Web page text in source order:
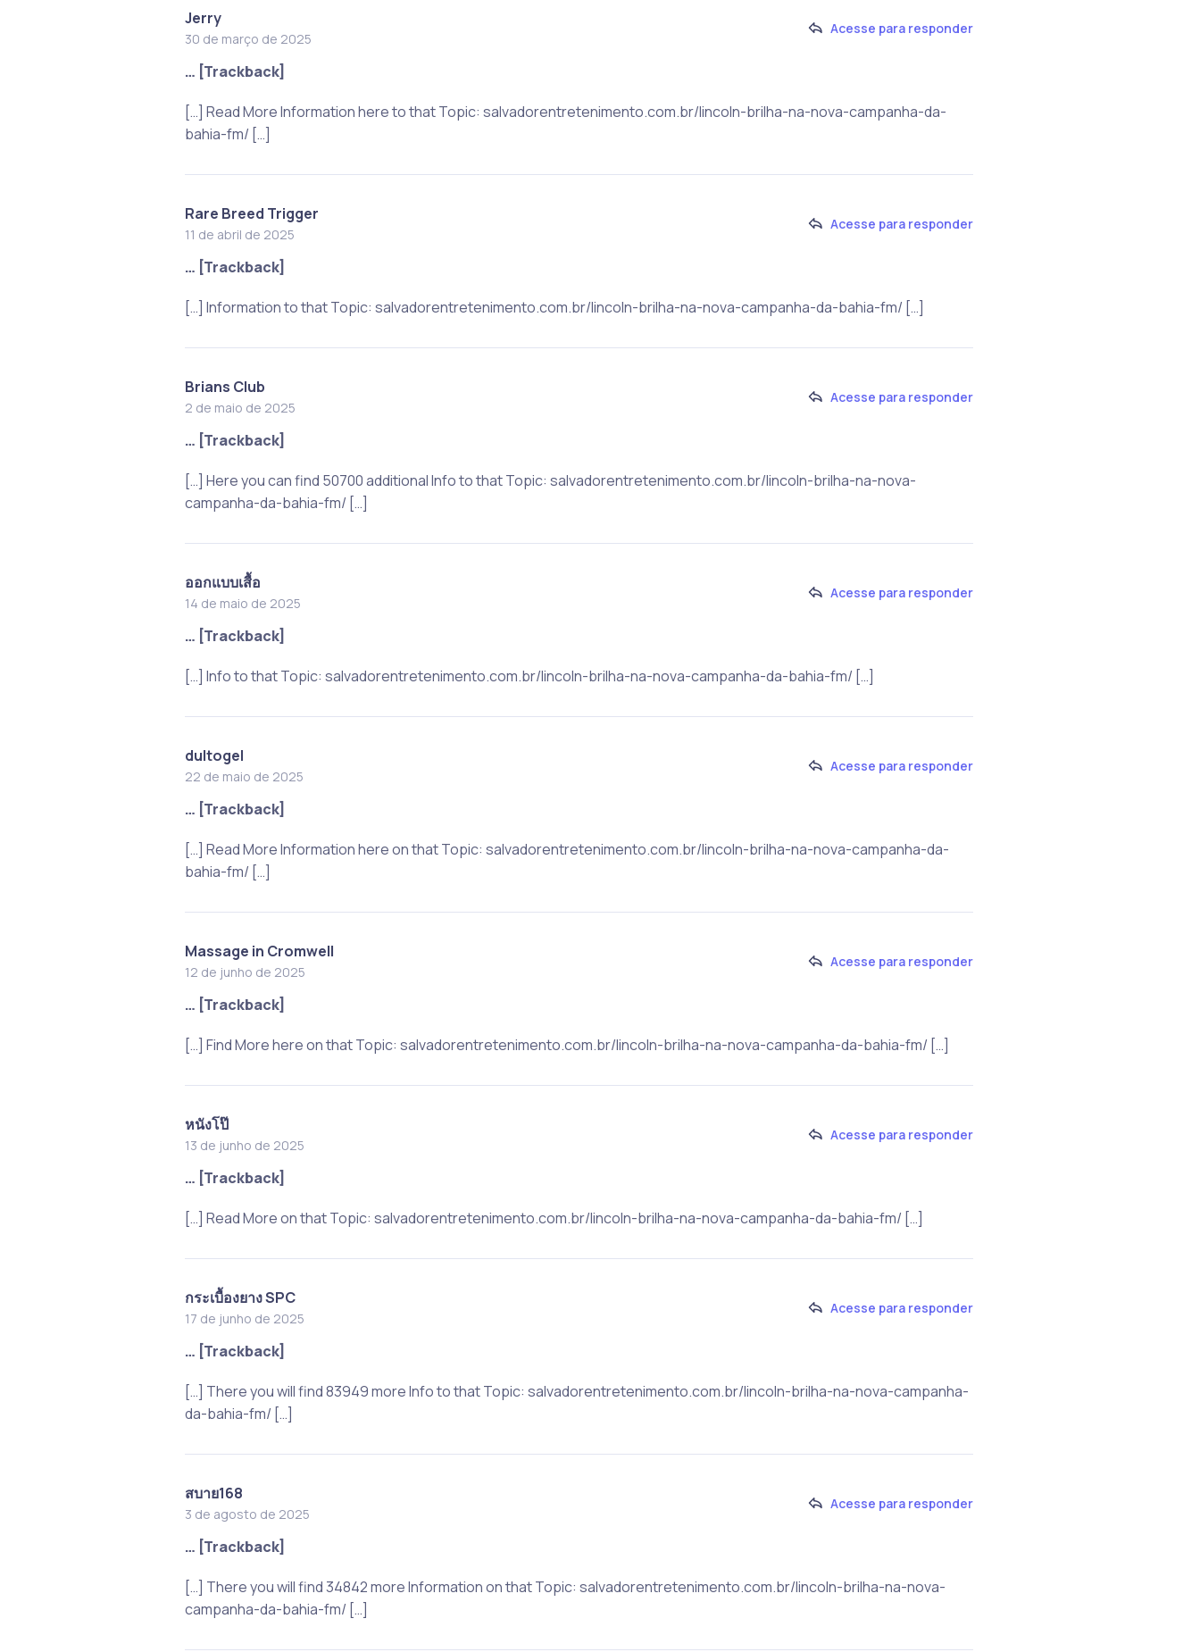
Jerry
30 de março de 2025
Acesse para responder
… [Trackback]
[…] Read More Information here to that Topic: salvadorentretenimento.com.br/lincoln-brilha-na-nova-campanha-da-
bahia-fm/ […]
Rare Breed Trigger
11 de abril de 2025
Acesse para responder
… [Trackback]
[…] Information to that Topic: salvadorentretenimento.com.br/lincoln-brilha-na-nova-campanha-da-bahia-fm/ […]
Brians Club
2 de maio de 2025
Acesse para responder
… [Trackback]
[…] Here you can find 50700 additional Info to that Topic: salvadorentretenimento.com.br/lincoln-brilha-na-nova-
campanha-da-bahia-fm/ […]
ออกแบบเสื้อ
14 de maio de 2025
Acesse para responder
… [Trackback]
[…] Info to that Topic: salvadorentretenimento.com.br/lincoln-brilha-na-nova-campanha-da-bahia-fm/ […]
dultogel
22 de maio de 2025
Acesse para responder
… [Trackback]
[…] Read More Information here on that Topic: salvadorentretenimento.com.br/lincoln-brilha-na-nova-campanha-da-
bahia-fm/ […]
Massage in Cromwell
12 de junho de 2025
Acesse para responder
… [Trackback]
[…] Find More here on that Topic: salvadorentretenimento.com.br/lincoln-brilha-na-nova-campanha-da-bahia-fm/ […]
หนังโป๊
13 de junho de 2025
Acesse para responder
… [Trackback]
[…] Read More on that Topic: salvadorentretenimento.com.br/lincoln-brilha-na-nova-campanha-da-bahia-fm/ […]
กระเบื้องยาง SPC
17 de junho de 2025
Acesse para responder
… [Trackback]
[…] There you will find 83949 more Info to that Topic: salvadorentretenimento.com.br/lincoln-brilha-na-nova-campanha-
da-bahia-fm/ […]
สบาย168
3 de agosto de 2025
Acesse para responder
… [Trackback]
[…] There you will find 34842 more Information on that Topic: salvadorentretenimento.com.br/lincoln-brilha-na-nova-
campanha-da-bahia-fm/ […]